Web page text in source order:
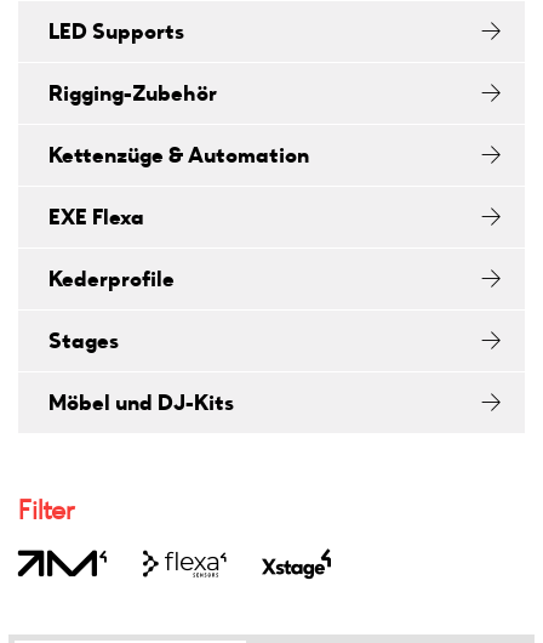
LED Supports
Rigging-Zubehör
Kettenzüge & Automation
EXE Flexa
Kederprofile
Stages
Möbel und DJ-Kits
Filter